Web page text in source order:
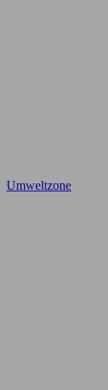
Umweltzone